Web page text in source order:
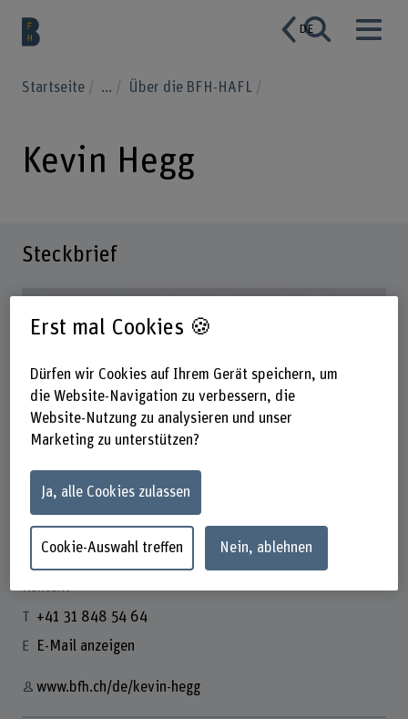
DE
Startseite ... Über die BFH-HAFL
Kevin Hegg
Steckbrief
Kevin Hegg
+41 31 848 54 64
E-Mail anzeigen
www.bfh.ch/de/kevin-hegg
Erst mal Cookies 🍪
Dürfen wir Cookies auf Ihrem Gerät speichern, um
die Website-Navigation zu verbessern, die
Website-Nutzung zu analysieren und unser
Marketing zu unterstützen?
Ja, alle Cookies zulassen
Cookie-Auswahl treffen Nein, ablehnen